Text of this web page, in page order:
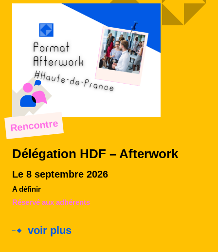
Rencontre
Délégation HDF – Afterwork
Le 8 septembre 2026
A définir
Réservé aux adhérents
voir plus